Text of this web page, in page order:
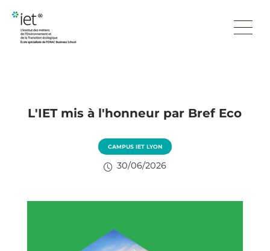
L'IET mis à l'honneur par Bref Eco
CAMPUS IET LYON
30/06/2026